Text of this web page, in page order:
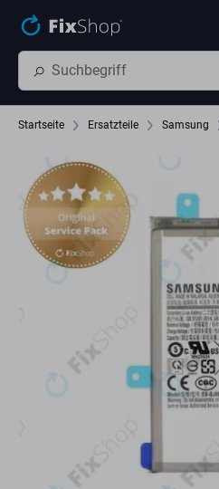
Startseite Ersatzteile Samsung